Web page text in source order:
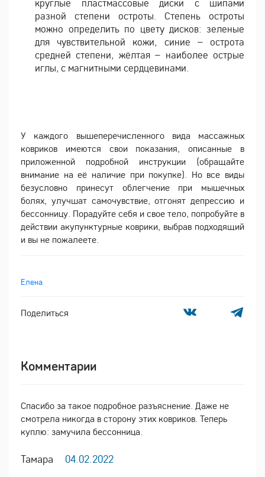
круглые пластмассовые диски с шипами
разной степени остроты. Степень остроты
можно определить по цвету дисков: зеленые
для чувствительной кожи, синие – острота
средней степени, жёлтая – наиболее острые
иглы, с магнитными сердцевинами.
У каждого вышеперечисленного вида массажных
ковриков имеются свои показания, описанные в
приложенной подробной инструкции (обращайте
внимание на её наличие при покупке). Но все виды
безусловно принесут облегчение при мышечных
болях, улучшат самочувствие, отгонят депрессию и
бессонницу. Порадуйте себя и свое тело, попробуйте в
действии акупунктурные коврики, выбрав подходящий
и вы не пожалеете.
Елена
Поделиться
Комментарии
Спасибо за такое подробное разъяснение. Даже не
смотрела никогда в сторону этих ковриков. Теперь
куплю: замучила бессонница.
Тамара 04.02.2022